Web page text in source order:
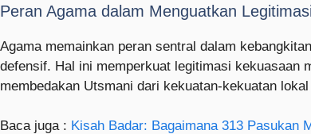
Peran Agama dalam Menguatkan Legitimasi
Agama memainkan peran sentral dalam
defensif. Hal ini memperkuat legitimasi kekuasaan
membedakan Utsmani dari kekuatan-kekuatan
Baca juga : Kisah Badar: Bagaimana 313 Pasukan